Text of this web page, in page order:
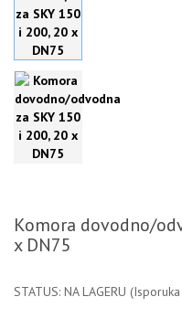
Komora dovodno/
x DN75
STATUS: NA LAGERU